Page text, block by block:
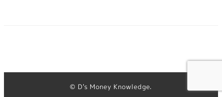
© D's Money Knowledge.